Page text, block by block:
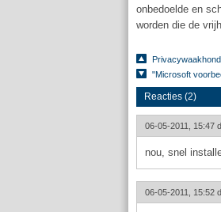
onbedoelde en
worden die de
"Microsoft
Reacties (2)
06-05-2011, 15:47
nou, snel
06-05-2011, 15:52